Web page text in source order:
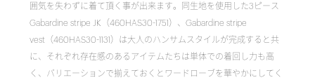
囲気を失わずに着て頂く事が出来ます。同生地を使用した3ピース
Gabardine stripe JK（460HAS30-1751）、Gabardine stripe
vest（460HAS30-1131）は大人のハンサムスタイルが完成すると共
に、それぞれ存在感のあるアイテムたちは単体での着回し力も高
く、バリエーションで揃えておくとワードローブを華やかにしてく